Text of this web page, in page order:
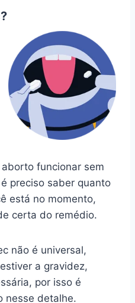
funcionar sem
preciso saber quanto
está no momento,
certa do remédio.
não é universal,
a gravidez,
por isso é
nesse detalhe.